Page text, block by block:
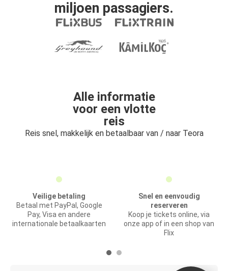
miljoen passagiers.
Alle informatie
voor een vlotte
reis
Reis snel, makkelijk en betaalbaar van / naar Teora
Veilige betaling
Betaal met PayPal, Google
Pay, Visa en andere
internationale betaalkaarten
Snel en eenvoudig
reserveren
Koop je tickets online, via
onze app of in een shop van
Flix